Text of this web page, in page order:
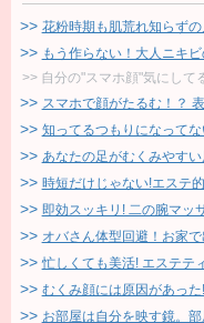
花粉時期も肌荒れ知らず
もう作らない！大人ニキ
自分の"スマホ顔"気にして
スマホで顔がたるむ！？
知ってるつもりになって
あなたの足がむくみやすい
時短だけじゃない!エステ
即効スッキリ! 二の腕マッ
オバさん体型回避！お家
忙しくても美活! エステテ
むくみ顔には原因があっ
お部屋は自分を映す鏡。